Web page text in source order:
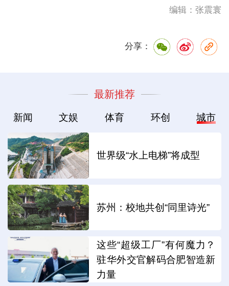
编辑：张震寰
分享：
最新推荐
新闻 文娱 体育 环创 城市
世界级“水上电梯”将成型
苏州：校地共创“同里诗光”
这些“超级工厂”有何魔力？
驻华外交官解码合肥智造新
力量